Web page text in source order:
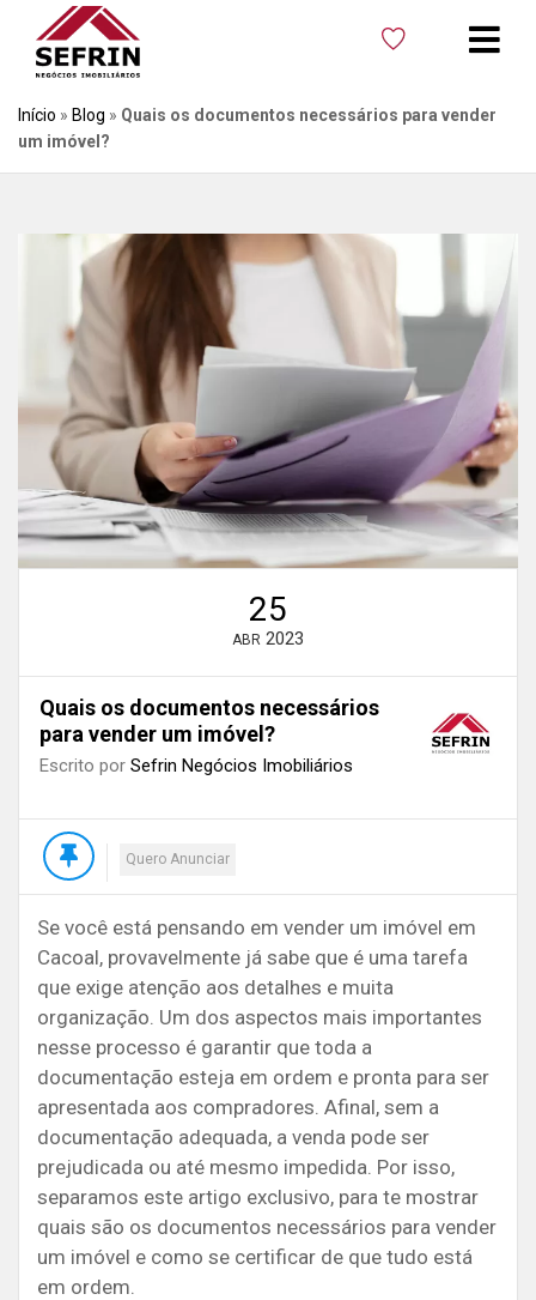
Início » Blog » Quais os documentos necessários para vender
um imóvel?
25
ABR 2023
Quais os documentos necessários
para vender um imóvel?
Escrito por Sefrin Negócios Imobiliários
Quero Anunciar
Se você está pensando em vender um imóvel em
Cacoal, provavelmente já sabe que é uma tarefa
que exige atenção aos detalhes e muita
organização. Um dos aspectos mais importantes
nesse processo é garantir que toda a
documentação esteja em ordem e pronta para ser
apresentada aos compradores. Afinal, sem a
documentação adequada, a venda pode ser
prejudicada ou até mesmo impedida. Por isso,
separamos este artigo exclusivo, para te mostrar
quais são os documentos necessários para vender
um imóvel e como se certificar de que tudo está
em ordem.